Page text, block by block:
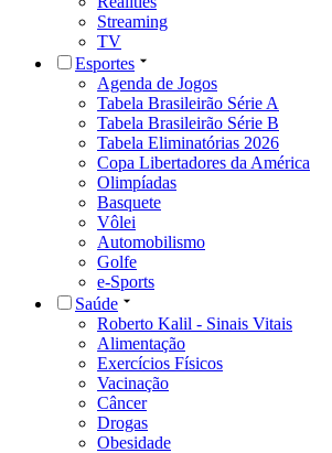
Streaming
TV
Esportes
Agenda de Jogos
Tabela Brasileirão Série A
Tabela Brasileirão Série B
Tabela Eliminatórias 2026
Copa Libertadores da América
Olimpíadas
Basquete
Vôlei
Automobilismo
Golfe
e-Sports
Saúde
Roberto Kalil - Sinais Vitais
Alimentação
Exercícios Físicos
Vacinação
Câncer
Drogas
Obesidade